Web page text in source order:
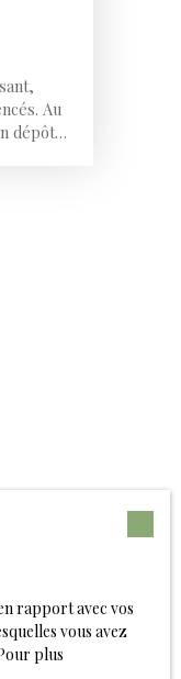
Au
dépôt
rapport avec vos
vous avez
plus